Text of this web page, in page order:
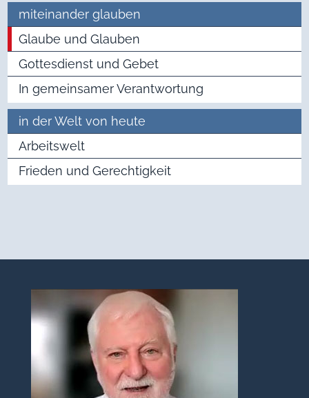
miteinander glauben
Glaube und Glauben
Gottesdienst und Gebet
In gemeinsamer Verantwortung
in der Welt von heute
Arbeitswelt
Frieden und Gerechtigkeit